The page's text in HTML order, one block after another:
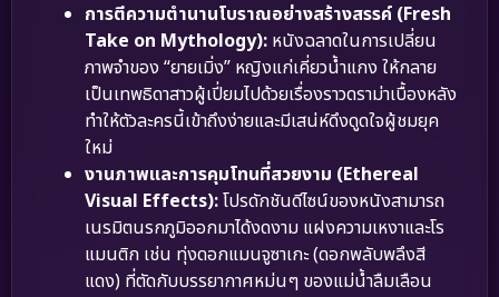
การตีความตำนานโบราณอย่างสร้างสรรค์ (Fresh
Take on Mythology): หนังฉลาดในการเปลี่ยน
ภาพจำของ “ยายเมิ่ง” หญิงแก่เคี่ยวน้ำแกง ให้กลาย
เป็นเทพธิดาสาวผู้เปี่ยมไปด้วยเรื่องราวดราม่าเบื้องหลัง
ทำให้ตัวละครนี้เข้าถึงง่ายและมีเสน่ห์ดึงดูดใจผู้ชมยุค
ใหม่
งานภาพและการคุมโทนที่สวยงาม (Ethereal
Visual Effects):โปรดักชันดีไซน์ของหนังสามารถ
เนรมิตนรกภูมิออกมาได้งดงาม แฝงความเหงาและโร
แมนติก เช่น ทุ่งดอกแมนจูซาเกะ (ดอกพลับพลึงสี
แดง) ที่ตัดกับบรรยากาศหม่นๆ ของแม่น้ำลืมเลือน